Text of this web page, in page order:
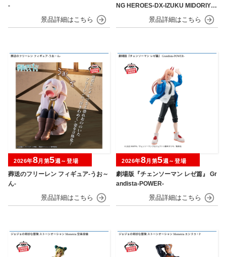
-
NG HEROES-DX-IZUKU MIDORIYA
OVERLAY Ⅱ
葬送のフリーレン フィギュア-うお～
ん-
2026年8月第5週～登場
劇場版『チェンソーマン レゼ篇』 Gr
andista-POWER-
2026年8月第5週～登場